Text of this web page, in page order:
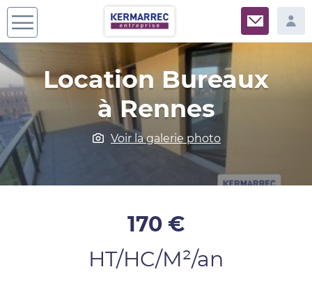
Location Bureaux
à Rennes
Voir la galerie photo
170 €
HT/HC/M²/an